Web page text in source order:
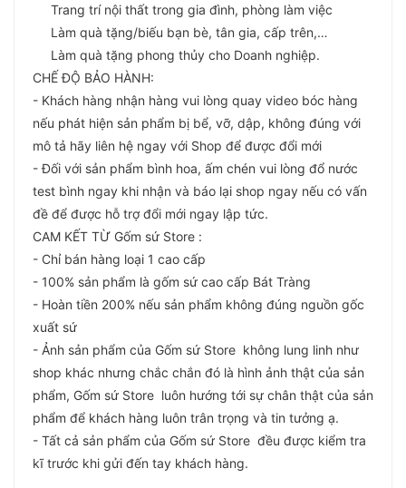
Trang trí nội thất trong gia đình, phòng làm việc
Làm quà tặng/biếu bạn bè, tân gia, cấp trên,…
Làm quà tặng phong thủy cho Doanh nghiệp.
CHẾ ĐỘ BẢO HÀNH:
- Khách hàng nhận hàng vui lòng quay video bóc hàng
nếu phát hiện sản phẩm bị bể, vỡ, dập, không đúng với
mô tả hãy liên hệ ngay với Shop để được đổi mới
- Đối với sản phẩm bình hoa, ấm chén vui lòng đổ nước
test bình ngay khi nhận và báo lại shop ngay nếu có vấn
đề để được hỗ trợ đổi mới ngay lập tức.
CAM KẾT TỪ Gốm sứ Store :
- Chỉ bán hàng loại 1 cao cấp
- 100% sản phẩm là gốm sứ cao cấp Bát Tràng
- Hoàn tiền 200% nếu sản phẩm không đúng nguồn gốc
xuất sứ
- Ảnh sản phẩm của Gốm sứ Store không lung linh như
shop khác nhưng chắc chắn đó là hình ảnh thật của sản
phẩm, Gốm sứ Store luôn hướng tới sự chân thật của sản
phẩm để khách hàng luôn trân trọng và tin tưởng ạ.
- Tất cả sản phẩm của Gốm sứ Store đều được kiểm tra
kĩ trước khi gửi đến tay khách hàng.